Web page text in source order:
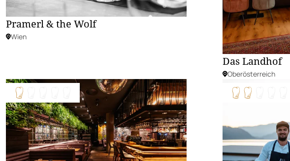
Pramerl & the Wolf
Wien
Das Landhof
Oberösterreich